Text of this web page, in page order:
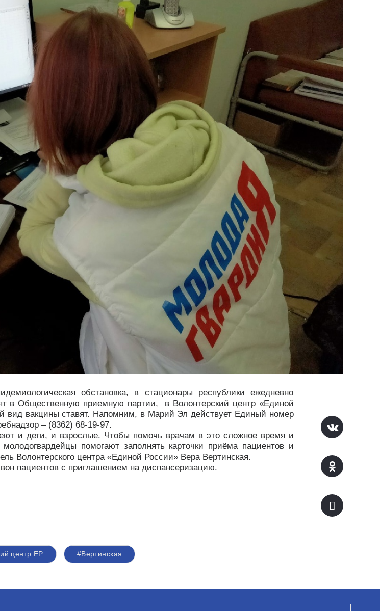
обстановка, в стационары республики ежедневно
в Общественную приемную партии,
в Волонтерский центр «Единой
вид вакцины ставят. Напомним, в Марий Эл действует Единый номер
– (8362) 68-19-97.
и дети, и взрослые. Чтобы помочь врачам в это сложное время и
помогают заполнять карточки приёма пациентов и
Волонтерского центра «Единой России» Вера Вертинская.
пациентов с приглашением на диспансеризацию.
центр ЕР #Вертинская